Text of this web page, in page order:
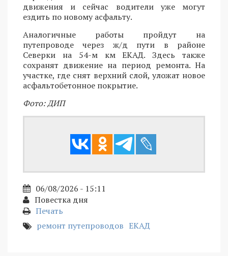
движения и сейчас водители уже могут
ездить по новому асфальту.
Аналогичные работы пройдут на
путепроводе через ж/д пути в районе
Северки на 54-м км ЕКАД. Здесь также
сохранят движение на период ремонта. На
участке, где снят верхний слой, уложат новое
асфальтобетонное покрытие.
Фото: ДИП
06/08/2026 - 15:11
Повестка дня
Печать
ремонт путепроводов ЕКАД